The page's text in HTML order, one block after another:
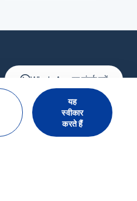
WhatsApp पर संपर्क करें
यह
स्वीकार
करते हैं